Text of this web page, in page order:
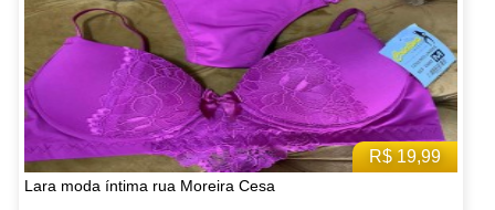
R$ 19,99
Lara moda íntima rua Moreira Cesa